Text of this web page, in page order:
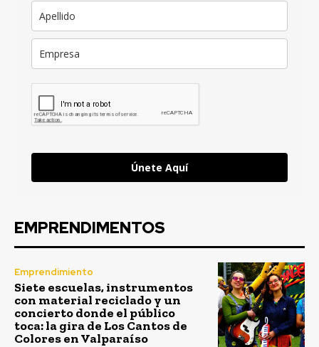
Únete Aquí
EMPRENDIMENTOS
Emprendimiento
Siete escuelas, instrumentos
con material reciclado y un
concierto donde el público
toca: la gira de Los Cantos de
Colores en Valparaíso